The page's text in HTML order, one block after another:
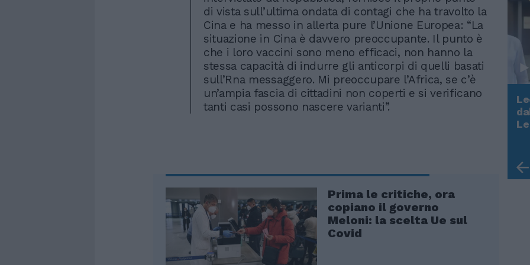
di vista sull’ultima ondata di contagi che ha travolto la
Cina e ha messo in allerta pure l’Unione Europea: “La
situazione in Cina è davvero preoccupante. Il punto è
che i loro vaccini sono meno efficaci, non hanno la
stessa capacità di indurre gli anticorpi di quelli basati
sull’Rna messaggero. Mi preoccupare l’Africa, se c’è
un’ampia fascia di cittadini non coperti e si verificano
tanti casi possono nascere varianti”.
Prima le critiche, ora
copiano il governo
Meloni: la scelta Ue sul
Covid